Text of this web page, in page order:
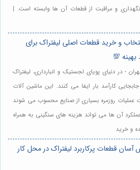
و مراقبت از قطعات آن ها وابسته است. |
و خرید قطعات اصلی لیفتراک برای
بهینه 💯
- در دنیای پویای لجستیک و انبارداری، لیفتراک
کارآمد بار ایفا می کنند. این ماشین آلات
عملیات روزمره بسیاری از صنایع محسوب می شوند
آن ها می تواند هزینه های سنگینی به همراه
و خرید
آسان قطعات پرکاربرد لیفتراک در محل کار